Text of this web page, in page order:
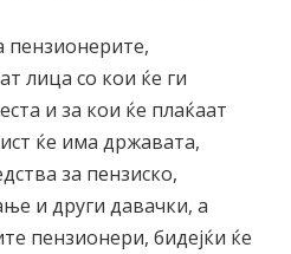
пензионерите,
лица со кои ќе ги
и за кои ќе плаќаат
ќе има државата,
за пензиско,
и други давачки, а
пензионери, бидејќи ќе